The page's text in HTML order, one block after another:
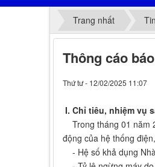
Trang nhất
Thông cáo
Thứ tư - 12/02/2025 11:07
I. Chỉ tiêu, nhiệm vụ
Trong tháng 01 năm
động của hệ thống
- Hệ số khả dụng